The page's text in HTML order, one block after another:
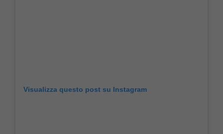
Visualizza questo post su Instagram